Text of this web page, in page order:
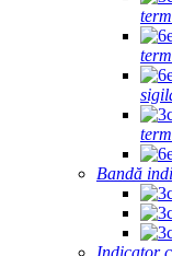
Bandă
Indicator